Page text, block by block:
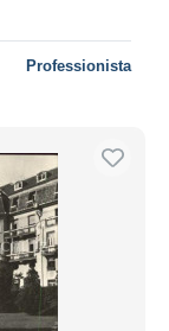
Professionista